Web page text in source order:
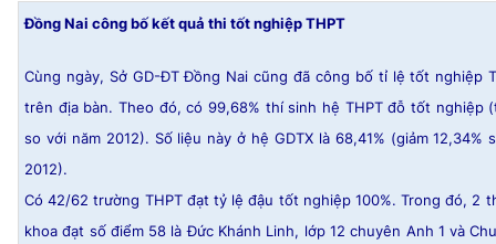
Đồng Nai công bố kết quả thi tốt nghiệp THPT
Cùng ngày, Sở GD-ĐT Đồng Nai cũng đã công bố tỉ lệ tốt nghiệp
trên địa bàn. Theo đó, có 99,68% thí sinh hệ THPT đỗ tốt nghiệp
so với năm 2012). Số liệu này ở hệ GDTX là 68,41% (giảm 12,34%
2012).
Có 42/62 trường THPT đạt tỷ lệ đậu tốt nghiệp 100%. Trong đó, 2
khoa đạt số điểm 58 là Đức Khánh Linh, lớp 12 chuyên Anh 1 và